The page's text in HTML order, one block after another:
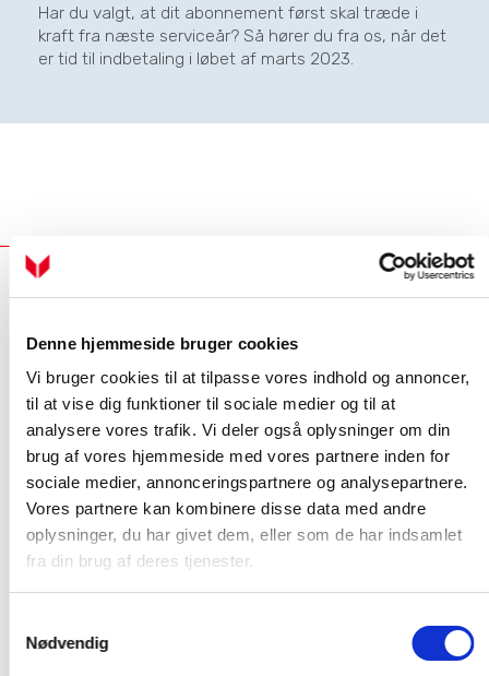
Denne hjemmeside bruger cookies
Vi bruger cookies til at tilpasse vores indhold og annoncer,
til at vise dig funktioner til sociale medier og til at
analysere vores trafik. Vi deler også oplysninger om din
brug af vores hjemmeside med vores partnere inden for
sociale medier, annonceringspartnere og analysepartnere.
Vores partnere kan kombinere disse data med andre
oplysninger, du har givet dem, eller som de har indsamlet
fra din brug af deres tjenester.
Nødvendig
Har du valgt, at dit abonnement først skal træde i
kraft fra næste serviceår? Så hører du fra os, når det
er tid til indbetaling i løbet af marts 2023.
location_on Industrivej Nord 7B, 7400 Herning
Kontakt erhverv
Service
Få hjælp til dit produkt
Dit serviceabonnement
Bestil serviceabonnement
Åbningstider
7.00 - 15.00